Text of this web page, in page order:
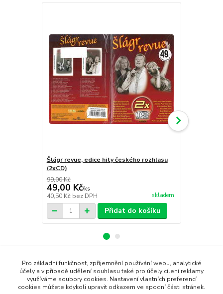
Šlágr revue, edice hity českého rozhlasu
(2xCD)
99,00 Kč
49,00 Kč/ks
40,50 Kč bez DPH skladem
Přidat do košíku
Zboží zařazeno v kategoriích
CD AUDIO
Pro základní funkčnost, zpříjemnění používání webu, analytické
účely a v případě udělení souhlasu také pro účely cílení reklamy
využíváme soubory cookies. Nastavení vlastních preferencí
cookies můžete kdykoli upravit odkazem ve spodní části stránek.